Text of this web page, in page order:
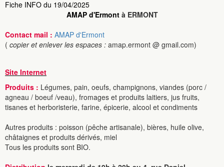
Fiche INFO du 19/04/2025
AMAP d'Ermontà ERMONT
Contact mail : AMAP d'Ermont
( copier et enlever les espaces : amap.ermont @ gmail.com)
Site Internet
Produits : Légumes, pain, oeufs, champignons, viandes (porc /
agneau / boeuf /veau), fromages et produits laitiers, jus fruits,
tisanes et herboristerie, farine, épicerie, alcool et condiments
Autres produits : poisson (pêche artisanale), bières, huile olive,
châtaignes et produits dérivés, miel
Tous les produits sont BIO.